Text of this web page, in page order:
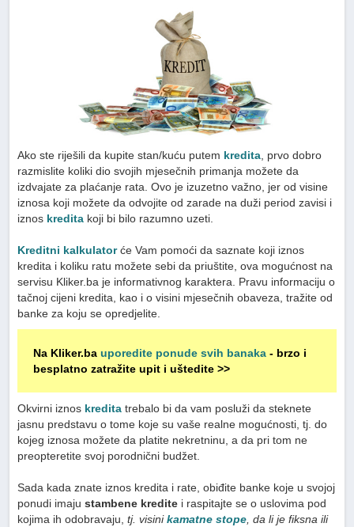
Ako ste riješili da kupite stan/kuću putem kredita, prvo dobro
razmislite koliki dio svojih mjesečnih primanja možete da
izdvajate za plaćanje rata. Ovo je izuzetno važno, jer od visine
iznosa koji možete da odvojite od zarade na duži period zavisi i
iznos kredita koji bi bilo razumno uzeti.
Kreditni kalkulator će Vam pomoći da saznate koji iznos
kredita i koliku ratu možete sebi da priuštite, ova mogućnost na
servisu Kliker.ba je informativnog karaktera. Pravu informaciju o
tačnoj cijeni kredita, kao i o visini mjesečnih obaveza, tražite od
banke za koju se opredjelite.
Na Kliker.bauporedite ponude svih banaka - brzo i
besplatno zatražite upit i uštedite >>
Okvirni iznos kredita trebalo bi da vam posluži da steknete
jasnu predstavu o tome koje su vaše realne mogućnosti, tj. do
kojeg iznosa možete da platite nekretninu, a da pri tom ne
preopteretite svoj porodnični budžet.
Sada kada znate iznos kredita i rate, obiđite banke koje u svojoj
ponudi imajustambene kredite i raspitajte se o uslovima pod
kojima ih odobravaju, tj. visinikamatne stope, da li je fiksna ili